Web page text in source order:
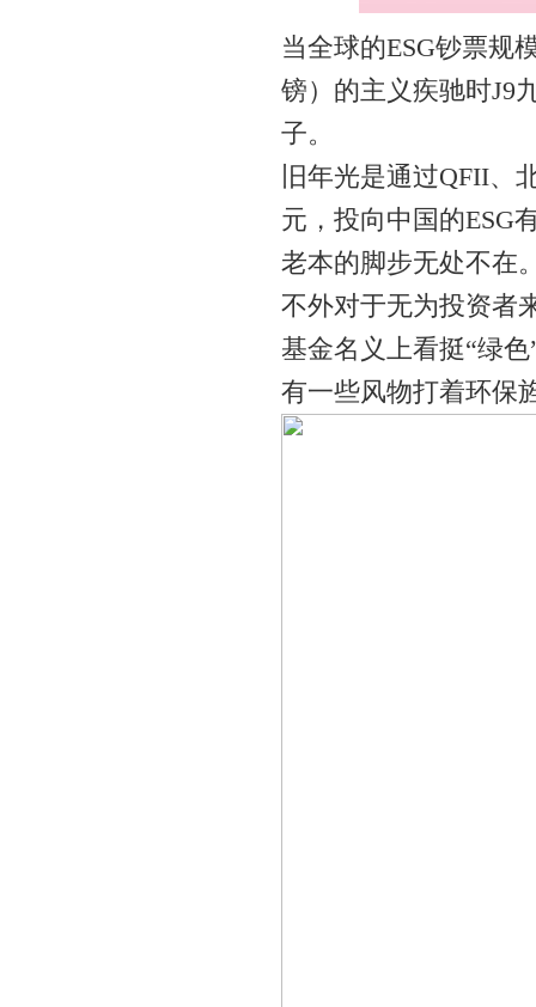
当全球的ESG钞票规
镑）的主义疾驰时J9
子。
旧年光是通过QFII、
元，投向中国的ESG
老本的脚步无处不在
不外对于无为投资者
基金名义上看挺“绿
有一些风物打着环保